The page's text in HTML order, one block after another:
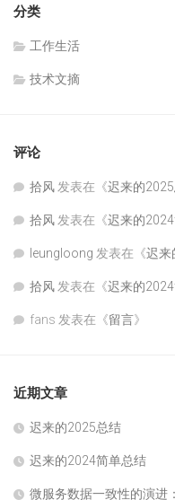
分类
工作生活
技术文摘
评论
拾风 发表在《迟来的
拾风 发表在《迟来的
leungloong 发表在《迟来
拾风 发表在《迟来的
fans 发表在《留言》
近期文章
迟来的2025总结
迟来的2024简单总结
微服务数据一致性的演进